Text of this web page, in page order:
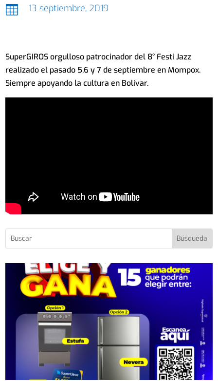
 13 septiembre, 2019
SuperGIROS orgulloso patrocinador del 8° Festi Jazz
realizado el pasado 5,6 y 7 de septiembre en Mompox.
Siempre apoyando la cultura en Bolívar.